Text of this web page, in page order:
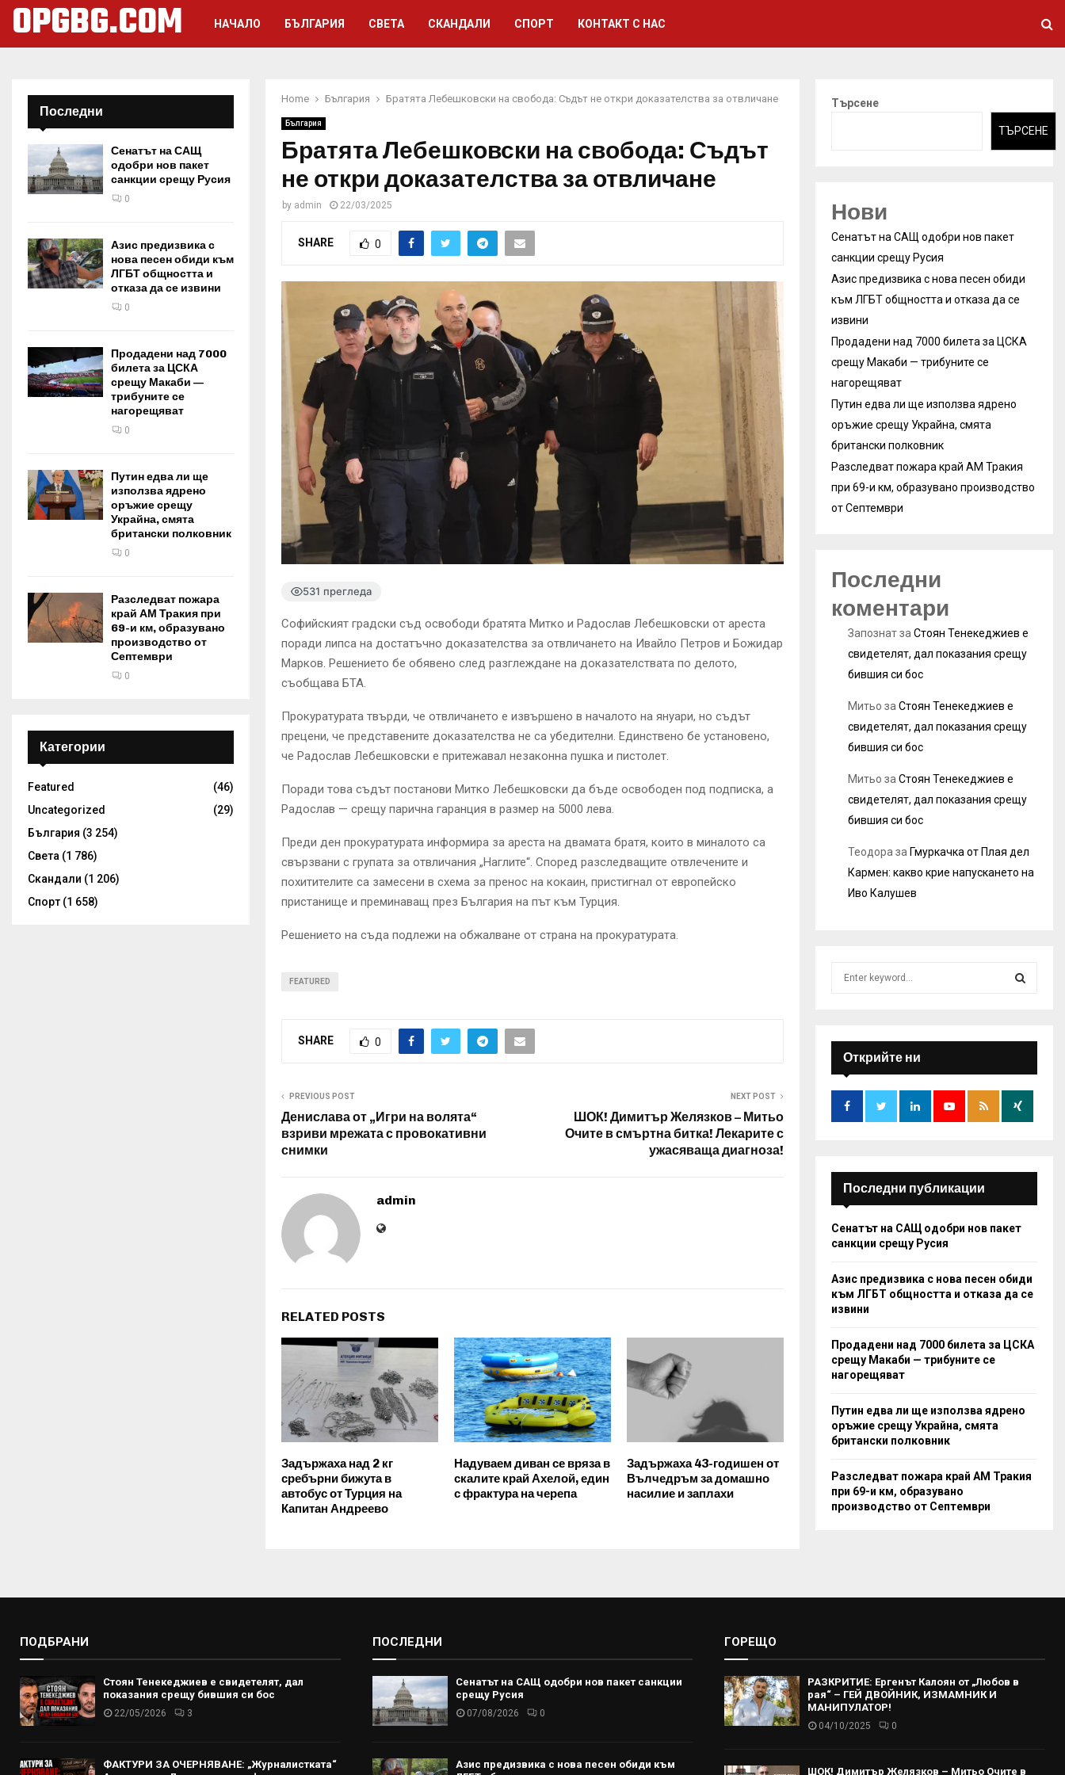
OPGBG.COM НАЧАЛО БЪЛГАРИЯ СВЕТА СКАНДАЛИ СПОРТ КОНТАКТ С НАС
Home България Братята Лебешковски на свобода: Съдът не откри доказателства за отвличане
България
Братята Лебешковски на свобода: Съдът
не откри доказателства за отвличане
by admin 22/03/2025
SHARE 0
531 прегледа
Софийският градски съд освободи братята Митко и Радослав Лебешковски от ареста
поради липса на достатъчно доказателства за отвличането на Ивайло Петров и Божидар
Марков. Решението бе обявено след разглеждане на доказателствата по делото,
съобщава БТА.
Прокуратурата твърди, че отвличането е извършено в началото на януари, но съдът
прецени, че представените доказателства не са убедителни. Единствено бе установено,
че Радослав Лебешковски е притежавал незаконна пушка и пистолет.
Поради това съдът постанови Митко Лебешковски да бъде освободен под подписка, а
Радослав — срещу парична гаранция в размер на 5000 лева.
Преди ден прокуратурата информира за ареста на двамата братя, които в миналото са
свързвани с групата за отвличания „Наглите“. Според разследващите отвлечените и
похитителите са замесени в схема за пренос на кокаин, пристигнал от европейско
пристанище и преминаващ през България на път към Турция.
Решението на съда подлежи на обжалване от страна на прокуратурата.
FEATURED
SHARE 0
PREVIOUS POST
Денислава от „Игри на волята“
взриви мрежата с провокативни
снимки
NEXT POST
ШОК! Димитър Желязков – Митьо
Очите в смъртна битка! Лекарите с
ужасяваща диагноза!
admin
RELATED POSTS
Задържаха над 2 кг
сребърни бижута в
автобус от Турция на
Капитан Андреево
Надуваем диван се вряза в
скалите край Ахелой, един
с фрактура на черепа
Задържаха 43-годишен от
Вълчедръм за домашно
насилие и заплахи
Последни
Сенатът на САЩ
одобри нов пакет
санкции срещу Русия
0
Азис предизвика с
нова песен обиди към
ЛГБТ общността и
отказа да се извини
0
Продадени над 7000
билета за ЦСКА
срещу Макаби —
трибуните се
нагорещяват
0
Путин едва ли ще
използва ядрено
оръжие срещу
Украйна, смята
британски полковник
0
Разследват пожара
край АМ Тракия при
69-и км, образувано
производство от
Септември
0
Категории
Featured
(46)
Uncategorized
(29)
България (3 254)
Света (1 786)
Скандали (1 206)
Спорт (1 658)
Търсене
ТЪРСЕНЕ
Нови
Сенатът на САЩ одобри нов пакет
санкции срещу Русия
Азис предизвика с нова песен обиди
към ЛГБТ общността и отказа да се
извини
Продадени над 7000 билета за ЦСКА
срещу Макаби — трибуните се
нагорещяват
Путин едва ли ще използва ядрено
оръжие срещу Украйна, смята
британски полковник
Разследват пожара край АМ Тракия
при 69-и км, образувано производство
от Септември
Последни
коментари
Запознатза Стоян Тенекеджиев е
свидетелят, дал показания срещу
бившия си бос
Митьо за Стоян Тенекеджиев е
свидетелят, дал показания срещу
бившия си бос
Митьо за Стоян Тенекеджиев е
свидетелят, дал показания срещу
бившия си бос
Теодора за Гмуркачка от Плая дел
Кармен: какво крие напускането на
Иво Калушев
:
E
A
R
Открийте ни
Последни публикации
Сенатът на САЩ одобри нов пакет
санкции срещу Русия
Азис предизвика с нова песен обиди
към ЛГБТ общността и отказа да се
извини
Продадени над 7000 билета за ЦСКА
срещу Макаби — трибуните се
нагорещяват
Путин едва ли ще използва ядрено
оръжие срещу Украйна, смята
британски полковник
Разследват пожара край АМ Тракия
при 69-и км, образувано
производство от Септември
ПОДБРАНИ
Стоян Тенекеджиев е свидетелят, дал
показания срещу бившия си бос
22/05/2026 3
ФАКТУРИ ЗА ОЧЕРНЯВАНЕ: „Журналистката“
ПОСЛЕДНИ
Сенатът на САЩ одобри нов пакет санкции
срещу Русия
07/08/2026 0
Азис предизвика с нова песен обиди към
ГОРЕЩО
РАЗКРИТИЕ: Ергенът Калоян от „Любов в
рая“ – ГЕЙ ДВОЙНИК, ИЗМАМНИК И
МАНИПУЛАТОР!
04/10/2025 0
ШОК! Димитър Желязков – Митьо Очите в